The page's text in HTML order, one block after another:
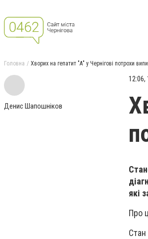
Головна Хворих на гепатит "А" у Чернігові потрохи
Денис Шапошніков
12:06,
які
Про